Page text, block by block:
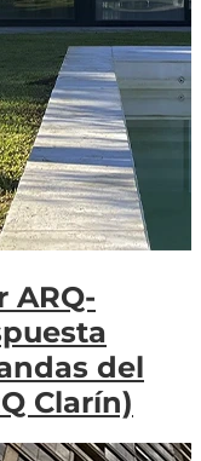
ARQ-
del
Clarín)